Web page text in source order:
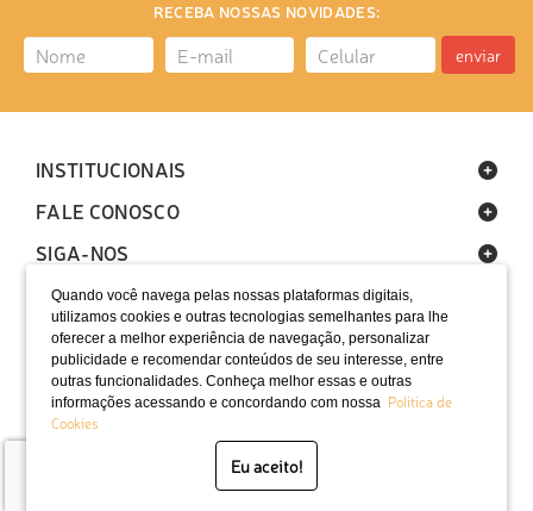
Quando você navega pelas nossas plataformas digitais,
utilizamos cookies e outras tecnologias semelhantes para lhe
oferecer a melhor experiência de navegação, personalizar
publicidade e recomendar conteúdos de seu interesse, entre
outras funcionalidades. Conheça melhor essas e outras
informações acessando e concordando com nossa Política de
Cookies
Eu aceito!
RECEBA NOSSAS NOVIDADES:
enviar
INSTITUCIONAIS
FALE CONOSCO
SIGA-NOS
LOCALIZAÇÃO